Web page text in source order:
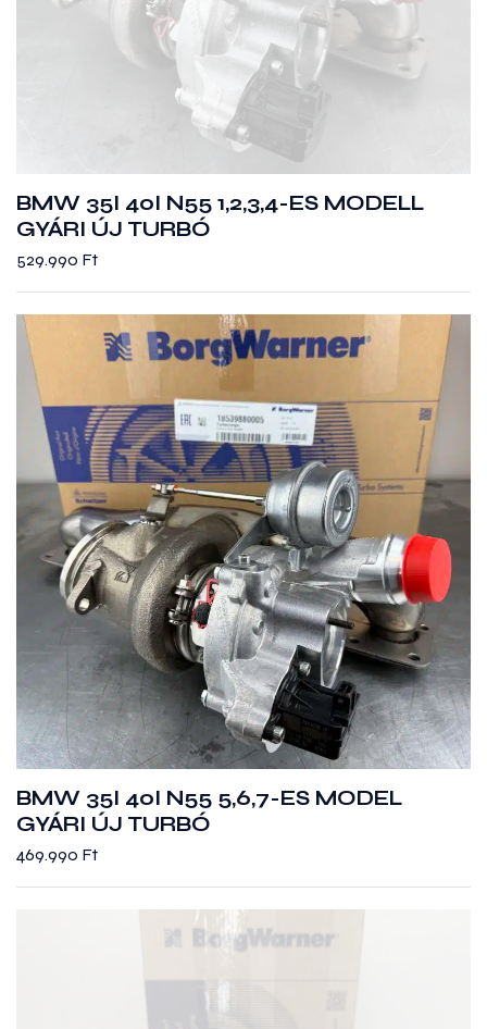
BMW 35I 40I N55 1,2,3,4-ES MODELL
GYÁRI ÚJ TURBÓ
529.990 Ft
BMW 35I 40I N55 5,6,7-ES MODEL
GYÁRI ÚJ TURBÓ
469.990 Ft